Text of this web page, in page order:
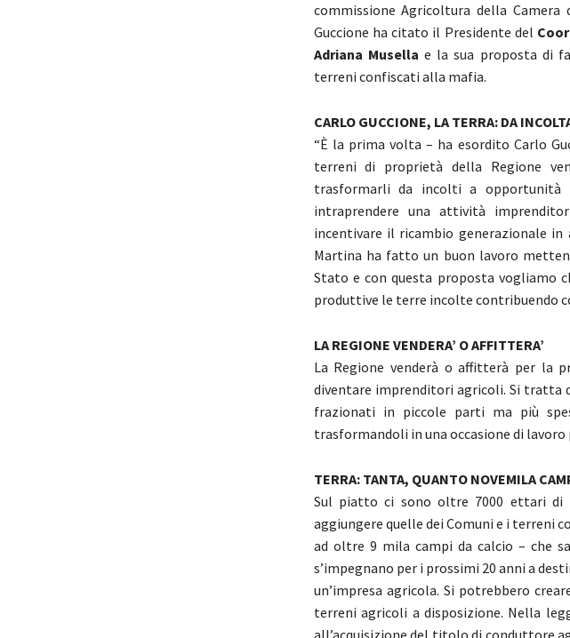
commissione Agricoltura della
Guccione ha citato il Presidente del
Adriana Musella e la sua proposta di
terreni confiscati alla mafia.
CARLO GUCCIONE, LA TERRA: DA
“È la prima volta – ha esordito Carlo
terreni di proprietà della Regione
trasformarli da incolti a opportunità
intraprendere una attività
incentivare il ricambio generazionale
Martina ha fatto un buon lavoro
Stato e con questa proposta vogliamo
produttive le terre incolte contribuendo
LA REGIONE VENDERA’ O AFFITTERA’
La Regione venderà o affitterà per la
diventare imprenditori agricoli. Si tratta
frazionati in piccole parti ma più
trasformandoli in una occasione di lavoro
TERRA: TANTA, QUANTO NOVEMILA
Sul piatto ci sono oltre 7000 ettari di
aggiungere quelle dei Comuni e i terreni
ad oltre 9 mila campi da calcio – che
s’impegnano per i prossimi 20 anni a
un’impresa agricola. Si potrebbero
terreni agricoli a disposizione. Nella